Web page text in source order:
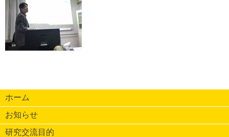
ホーム
お知らせ
研究交流目的